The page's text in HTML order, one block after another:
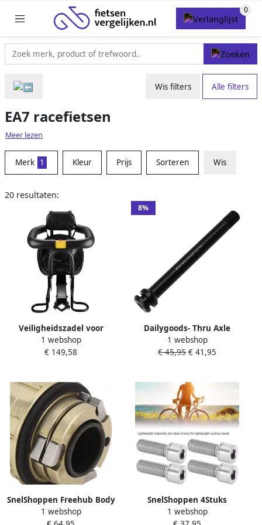
Wis filters Alle filters
EA7 racefietsen
Meer lezen
Merk 1 Kleur Prijs Sorteren Wis
20 resultaten:
Veiligheidszadel voor
kinderen babyzitje voor
kinderen met steunpedalen
1 webshop
€ 149,58
8%
Dailygoods- Thru Axle
Aluminium 124 mm
Vervangende Onderdelen
M12x1 0 mm Schroefdraad
Inclusief Conische
Wasmachine Steekas
1 webshop
€ 45,95 € 41,95
SnelShoppen Freehub Body
met Lagers 11
1 webshop
SnelShoppen 4Stuks
M7x20mm Fiets Stem
1 webshop